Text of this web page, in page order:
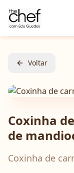
Voltar
Coxinha
de
Coxinha de